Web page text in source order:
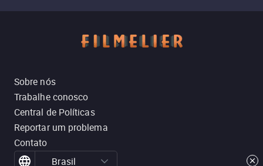
Sobre nós
Trabalhe conosco
Central de Políticas
Reportar um problema
Contato
Brasil